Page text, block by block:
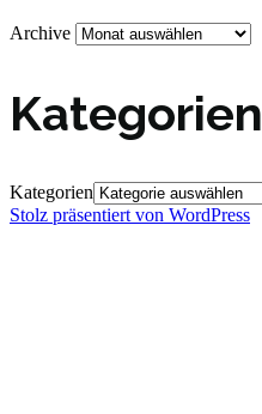
Archive
Kategorien
Kategorien
Stolz präsentiert von WordPress